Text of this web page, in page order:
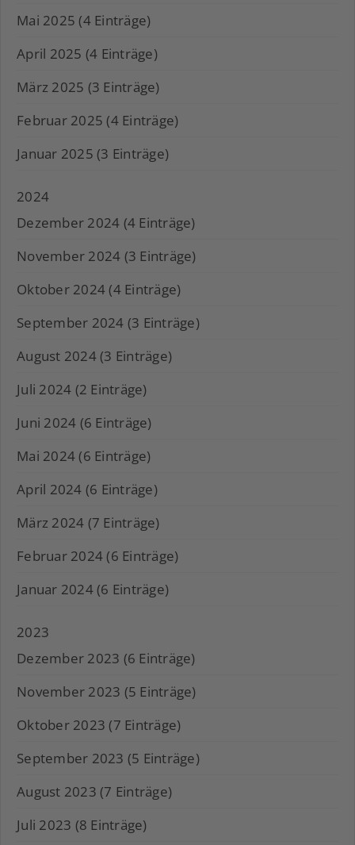
Mai 2025 (4 Einträge)
April 2025 (4 Einträge)
März 2025 (3 Einträge)
Februar 2025 (4 Einträge)
Januar 2025 (3 Einträge)
2024
Dezember 2024 (4 Einträge)
November 2024 (3 Einträge)
Oktober 2024 (4 Einträge)
September 2024 (3 Einträge)
August 2024 (3 Einträge)
Juli 2024 (2 Einträge)
Juni 2024 (6 Einträge)
Mai 2024 (6 Einträge)
April 2024 (6 Einträge)
März 2024 (7 Einträge)
Februar 2024 (6 Einträge)
Januar 2024 (6 Einträge)
2023
Dezember 2023 (6 Einträge)
November 2023 (5 Einträge)
Oktober 2023 (7 Einträge)
September 2023 (5 Einträge)
August 2023 (7 Einträge)
Juli 2023 (8 Einträge)